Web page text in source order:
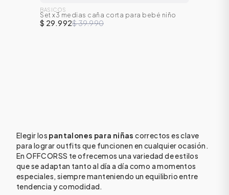
BASICOS
Set x3 medias caña corta para bebé niño
$ 29.992$ 39.990
Elegir los pantalones para niñas correctos es clave
para lograr outfits que funcionen en cualquier ocasión.
En OFFCORSS te ofrecemos una variedad de estilos
que se adaptan tanto al día a día como a momentos
especiales, siempre manteniendo un equilibrio entre
tendencia y comodidad.